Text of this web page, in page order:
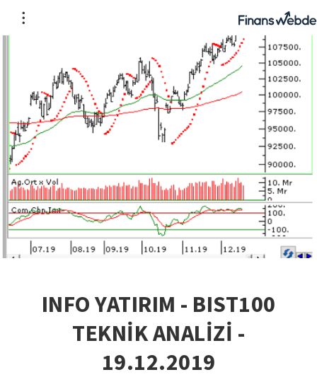
INFO YATIRIM - BIST100
TEKNİK ANALİZİ -
19.12.2019